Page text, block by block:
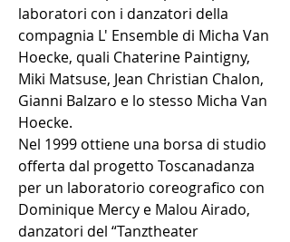
laboratori con i danzatori della
compagnia L' Ensemble di Micha Van
Hoecke, quali Chaterine Paintigny,
Miki Matsuse, Jean Christian Chalon,
Gianni Balzaro e lo stesso Micha Van
Hoecke.
Nel 1999 ottiene una borsa di studio
offerta dal progetto Toscanadanza
per un laboratorio coreografico con
Dominique Mercy e Malou Airado,
danzatori del “Tanztheater